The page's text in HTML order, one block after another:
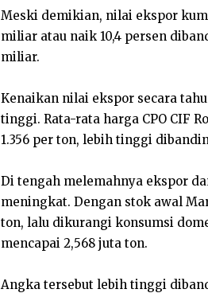
Meski demikian, nilai ekspor
miliar atau naik 10,4 persen
miliar.
Kenaikan nilai ekspor secara
tinggi. Rata-rata harga CPO CIF
1.356 per ton, lebih tinggi
Di tengah melemahnya ekspor
meningkat. Dengan stok awal
ton, lalu dikurangi konsumsi
mencapai 2,568 juta ton.
Angka tersebut lebih tinggi